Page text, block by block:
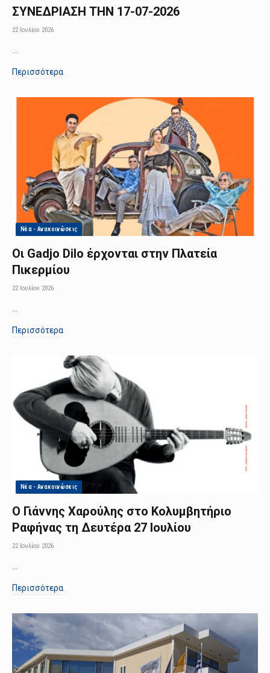
ΣΥΝΕΔΡΙΑΣΗ ΤΗΝ 17-07-2026
22 Ιουλίου 2026
Περισσότερα
Νέα - Ανακοινώσεις
Οι Gadjo Dilo έρχονται στην Πλατεία
Πικερμίου
22 Ιουλίου 2026
Περισσότερα
Νέα - Ανακοινώσεις
Ο Γιάννης Χαρούλης στο Κολυμβητήριο
Ραφήνας τη Δευτέρα 27 Ιουλίου
22 Ιουλίου 2026
Περισσότερα